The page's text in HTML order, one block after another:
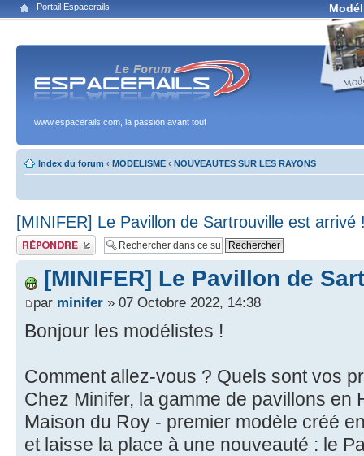
Portail Espacerails
www.espacerails.com, la passion avant tout
Index du forum ‹ MODELISME ‹ NOUVEAUTES SUR LES RAYONS
[MINIFER] Le Pavillon de Sartrouville est arrivé
Publier une réponse
[MINIFER] Le Pavillon de
par minifer » 07 Octobre 2022, 14:38
Bonjour les modélistes !
Comment allez-vous ? Quels sont vos
Chez Minifer, la gamme de pavillons en
Maison du Roy - premier modèle créé
et laisse la place à une nouveauté : le